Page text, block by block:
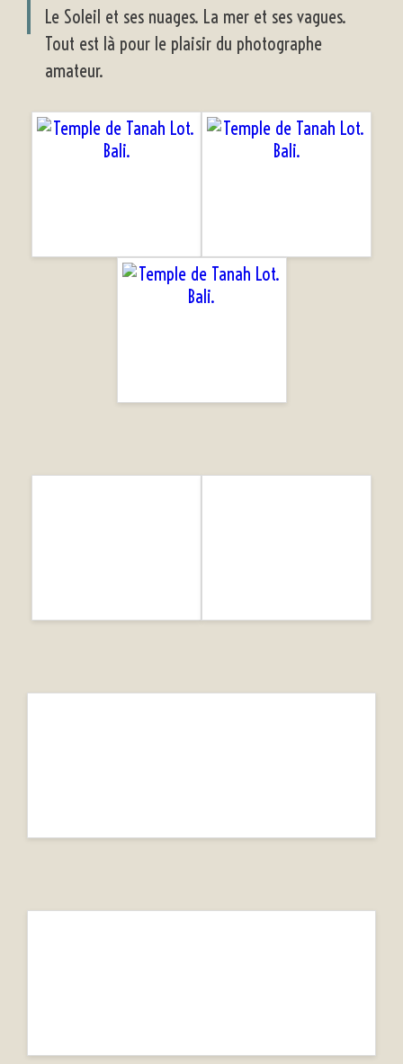
Le Soleil et ses nuages. La mer et ses vagues.
Tout est là pour le plaisir du photographe
amateur.